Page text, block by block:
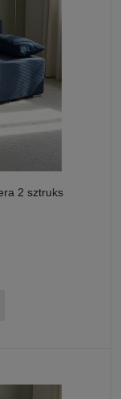
2 sztruks